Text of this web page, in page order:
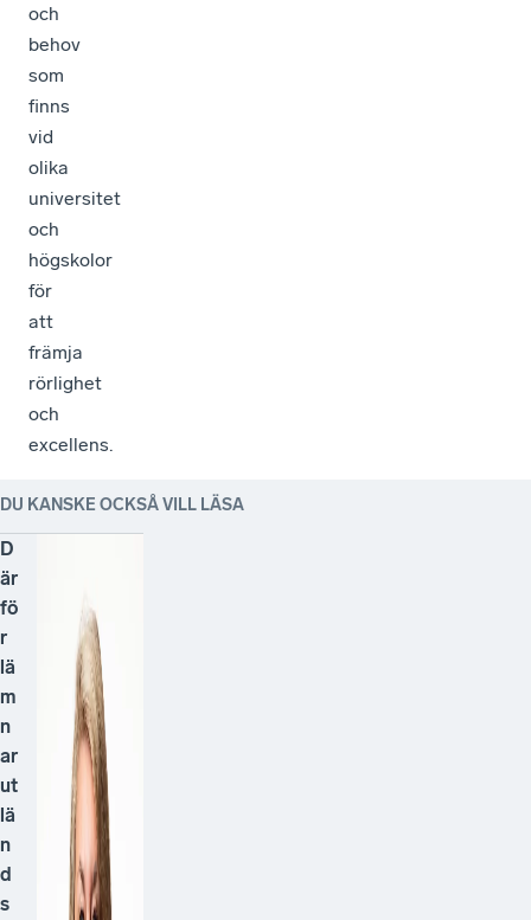
och
behov
som
finns
vid
olika
universitet
och
högskolor
för
att
främja
rörlighet
och
excellens.
DU KANSKE OCKSÅ VILL LÄSA
D
är
fö
r
lä
m
n
ar
ut
lä
n
d
s